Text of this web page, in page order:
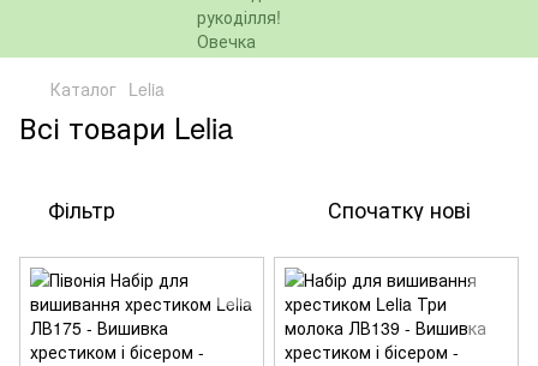
Каталог Lelia
Всі товари Lelia
Фільтр Спочатку нові